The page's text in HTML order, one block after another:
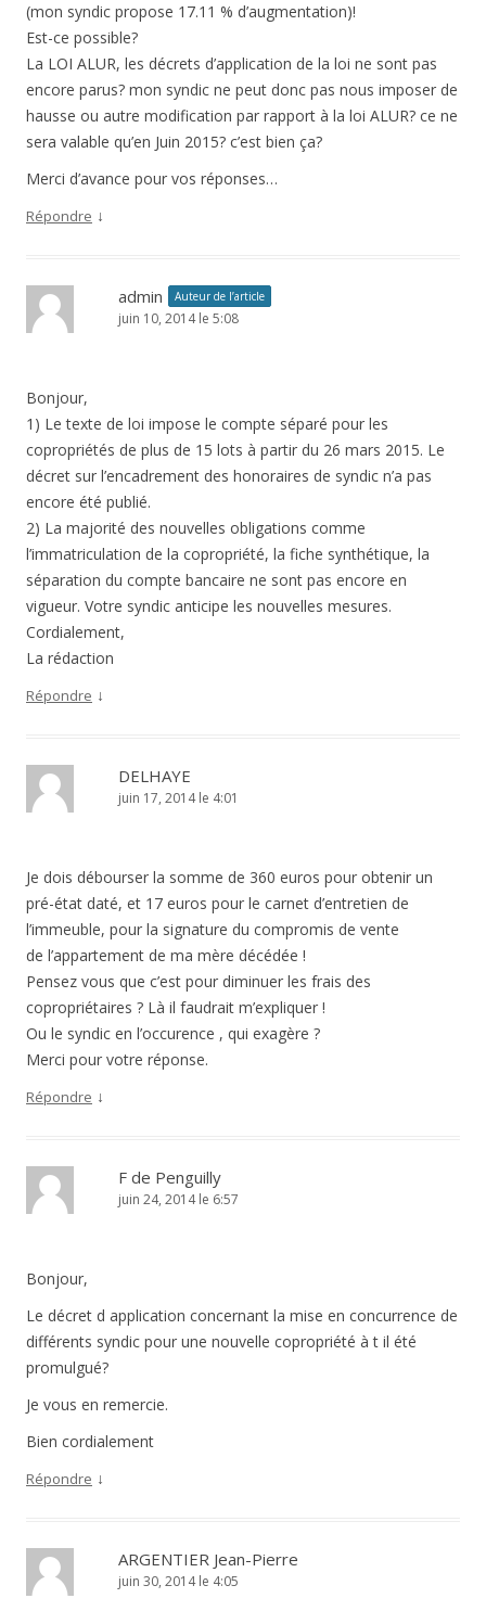
(mon syndic propose 17.11 % d’augmentation)!
Est-ce possible?
La LOI ALUR, les décrets d’application de la loi ne sont pas
encore parus? mon syndic ne peut donc pas nous imposer de
hausse ou autre modification par rapport à la loi ALUR? ce ne
sera valable qu’en Juin 2015? c’est bien ça?
Merci d’avance pour vos réponses…
Répondre ↓
admin Auteur de l’article
juin 10, 2014 le 5:08
Bonjour,
1) Le texte de loi impose le compte séparé pour les
copropriétés de plus de 15 lots à partir du 26 mars 2015. Le
décret sur l’encadrement des honoraires de syndic n’a pas
encore été publié.
2) La majorité des nouvelles obligations comme
l’immatriculation de la copropriété, la fiche synthétique, la
séparation du compte bancaire ne sont pas encore en
vigueur. Votre syndic anticipe les nouvelles mesures.
Cordialement,
La rédaction
Répondre ↓
DELHAYE
juin 17, 2014 le 4:01
Je dois débourser la somme de 360 euros pour obtenir un
pré-état daté, et 17 euros pour le carnet d’entretien de
l’immeuble, pour la signature du compromis de vente
de l’appartement de ma mère décédée !
Pensez vous que c’est pour diminuer les frais des
copropriétaires ? Là il faudrait m’expliquer !
Ou le syndic en l’occurence , qui exagère ?
Merci pour votre réponse.
Répondre ↓
F de Penguilly
juin 24, 2014 le 6:57
Bonjour,
Le décret d application concernant la mise en concurrence de
différents syndic pour une nouvelle copropriété à t il été
promulgué?
Je vous en remercie.
Bien cordialement
Répondre ↓
ARGENTIER Jean-Pierre
juin 30, 2014 le 4:05